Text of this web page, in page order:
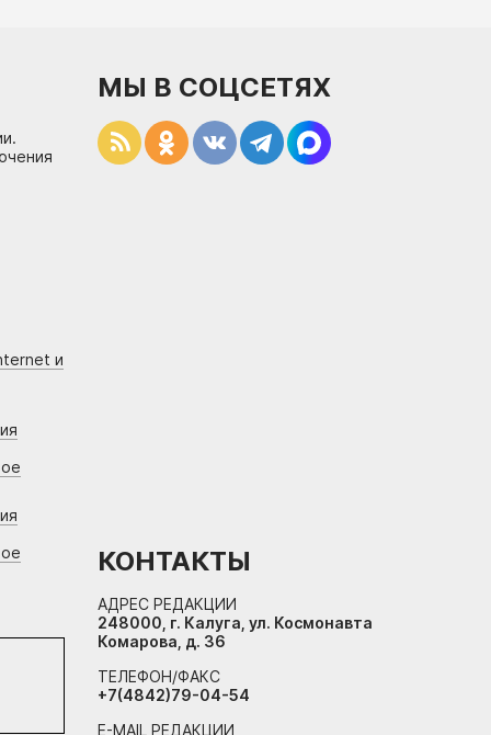
и
МЫ В СОЦСЕТЯХ
КОНТАКТЫ
АДРЕС РЕДАКЦИИ
248000, г. Калуга, ул. Космонавта
Комарова, д. 36
ТЕЛЕФОН/ФАКС
+7(4842)79-04-54
E-MAIL РЕДАКЦИИ